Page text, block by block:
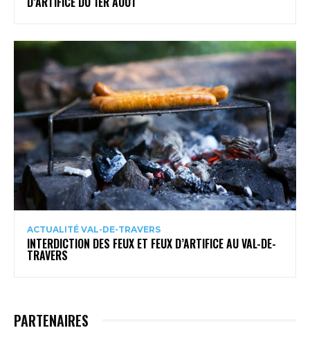
ACTUALITÉ VAL-DE-TRAVERS
INTERDICTION DES FEUX ET FEUX D’ARTIFICE AU VAL-DE-
TRAVERS
PARTENAIRES